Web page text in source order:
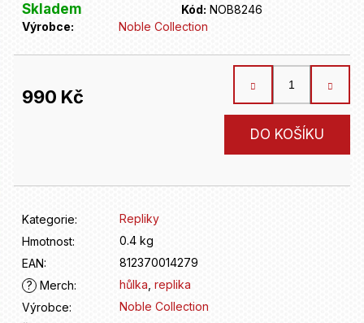
Skladem Kód: NOB8246
Výrobce:
Noble Collection
990 Kč
DO KOŠÍKU
Kategorie:
Repliky
Hmotnost:
0.4 kg
EAN:
812370014279
? Merch: hůlka, replika
Výrobce:
Noble Collection
?
r
č
u
e
m
e